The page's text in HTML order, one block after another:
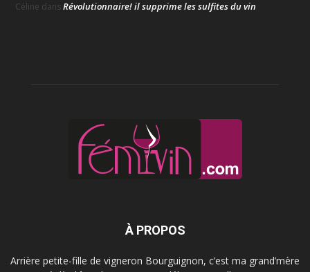
Céline dansRévolutionnaire! il supprime les sulfites du vin
À PROPOS
Arrière petite-fille de vigneron Bourguignon, c’est ma grand’mère